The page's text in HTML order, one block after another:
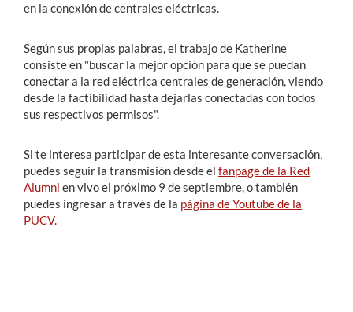
en la conexión de centrales eléctricas.
Según sus propias palabras, el trabajo de Katherine
consiste en "buscar la mejor opción para que se puedan
conectar a la red eléctrica centrales de generación, viendo
desde la factibilidad hasta dejarlas conectadas con todos
sus respectivos permisos".
Si te interesa participar de esta interesante conversación,
puedes seguir la transmisión desde el fanpage de la Red
Alumni en vivo el próximo 9 de septiembre, o también
puedes ingresar a través de la página de Youtube de la
PUCV.